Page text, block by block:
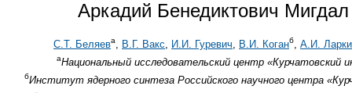
Аркадий Бенедиктович
С.Т. Беляева, В.Г. Вакс, И.И. Гуревич, В.И. Коганб, А.И.
аНациональный исследовательский центр
бИнститут ядерного синтеза Российского научного центра